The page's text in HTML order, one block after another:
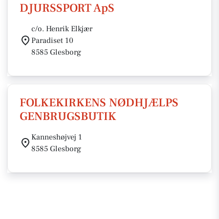
DJURSSPORT ApS
c/o. Henrik Elkjær
Paradiset 10
8585 Glesborg
FOLKEKIRKENS NØDHJÆLPS
GENBRUGSBUTIK
Kanneshøjvej 1
8585 Glesborg